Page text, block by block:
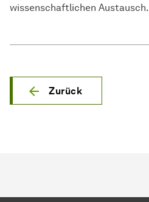
wissenschaftlichen Austausch.
Zurück